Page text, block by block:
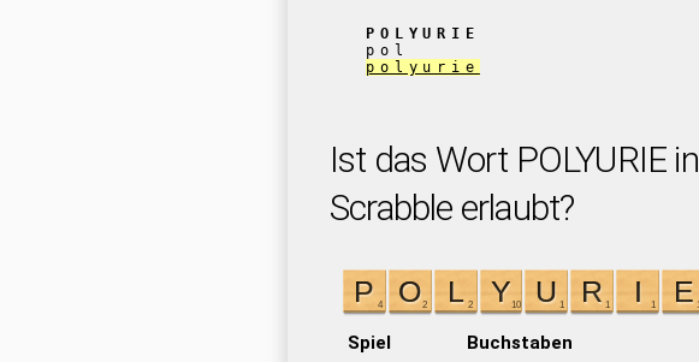
POLYURIE
pol
polyurie
Ist das Wort POLYURIE in
Scrabble erlaubt?
Spiel Buchstaben